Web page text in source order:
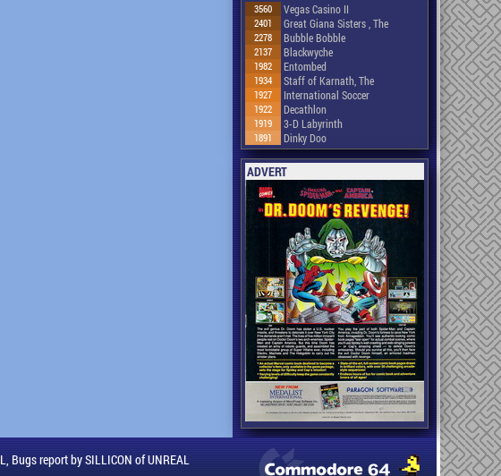
3560 Vegas Casino II
2401 Great Giana Sisters , The
2278 Bubble Bobble
2137 Blackwyche
1982 Entombed
1934 Staff of Karnath, The
1927 International Soccer
1922 Decathlon
1919 3-D Labyrinth
1891 Dinky Doo
ADVERT
Bugs report by SILLICON of UNREAL